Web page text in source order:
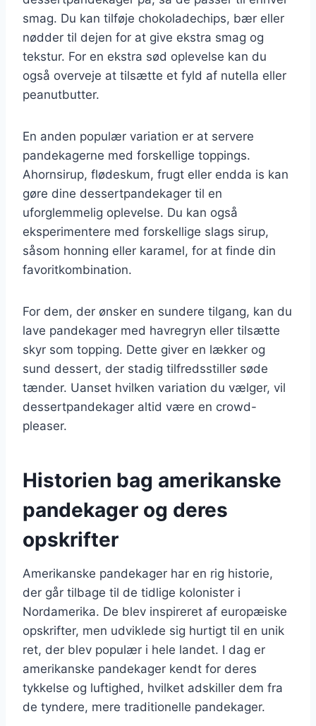
smag. Du kan tilføje chokoladechips, bær eller
nødder til dejen for at give ekstra smag og
tekstur. For en ekstra sød oplevelse kan du
også overveje at tilsætte et fyld af nutella eller
peanutbutter.
En anden populær variation er at servere
pandekagerne med forskellige toppings.
Ahornsirup, flødeskum, frugt eller endda is kan
gøre dine dessertpandekager til en
uforglemmelig oplevelse. Du kan også
eksperimentere med forskellige slags sirup,
såsom honning eller karamel, for at finde din
favoritkombination.
For dem, der ønsker en sundere tilgang, kan du
lave pandekager med havregryn eller tilsætte
skyr som topping. Dette giver en lækker og
sund dessert, der stadig tilfredsstiller søde
tænder. Uanset hvilken variation du vælger, vil
dessertpandekager altid være en crowd-
pleaser.
Historien bag amerikanske
pandekager og deres
opskrifter
Amerikanske pandekager har en rig historie,
der går tilbage til de tidlige kolonister i
Nordamerika. De blev inspireret af europæiske
opskrifter, men udviklede sig hurtigt til en unik
ret, der blev populær i hele landet. I dag er
amerikanske pandekager kendt for deres
tykkelse og luftighed, hvilket adskiller dem fra
de tyndere, mere traditionelle pandekager.